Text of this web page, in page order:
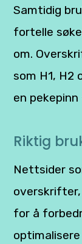
Samtidig
fortelle
om.
som H1, H2
en
Riktig
Nettsider
overskrifter,
for å